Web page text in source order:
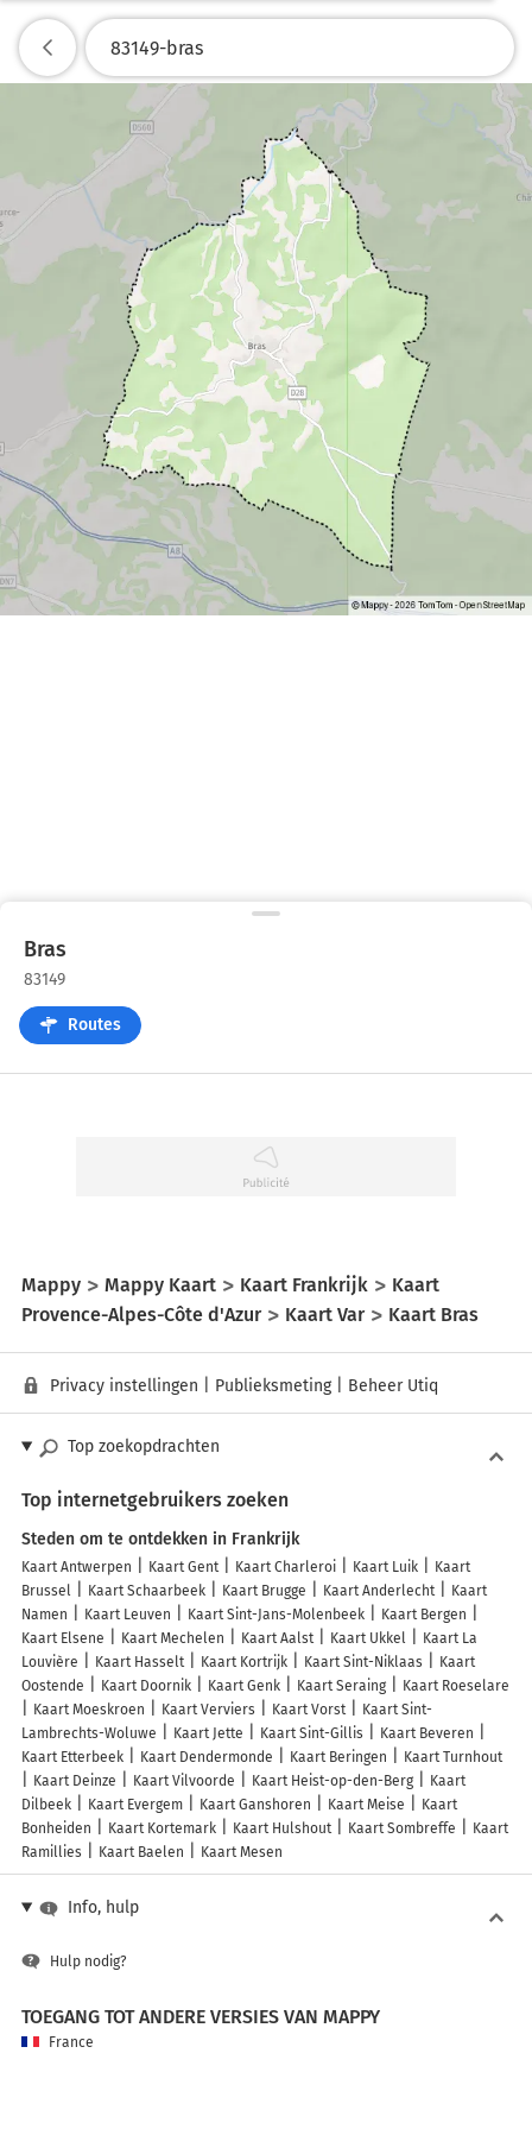
Bras
83149
Routes
Mappy Mappy Kaart Kaart Frankrijk
Kaart
Provence-Alpes-Côte d'Azur
Kaart Var Kaart Bras
Privacy instellingen Publieksmeting| Beheer Utiq
Top zoekopdrachten
Top internetgebruikers zoeken
Steden om te ontdekken in Frankrijk
Kaart Antwerpen Kaart Gent Kaart Charleroi Kaart Luik
Kaart
Brussel
Kaart Schaarbeek Kaart Brugge Kaart Anderlecht
Kaart
Namen
Kaart Leuven Kaart Sint-Jans-Molenbeek
Kaart Bergen
Kaart Elsene
Kaart Mechelen Kaart Aalst Kaart Ukkel
Kaart La
Louvière
Kaart Hasselt Kaart Kortrijk Kaart Sint-Niklaas
Kaart
Oostende
Kaart Doornik Kaart Genk Kaart Seraing
Kaart Roeselare
Kaart Moeskroen
Kaart Verviers Kaart Vorst
Kaart Sint-
Lambrechts-Woluwe
Kaart Jette Kaart Sint-Gillis
Kaart Beveren
Kaart Etterbeek
Kaart Dendermonde Kaart Beringen
Kaart Turnhout
Kaart Deinze
Kaart Vilvoorde Kaart Heist-op-den-Berg
Kaart
Dilbeek
Kaart Evergem Kaart Ganshoren Kaart Meise
Kaart
Bonheiden
Kaart Kortemark Kaart Hulshout Kaart Sombreffe
Kaart
Ramillies
Kaart Baelen Kaart Mesen
Info, hulp
Hulp nodig?
TOEGANG TOT ANDERE VERSIES VAN MAPPY
France